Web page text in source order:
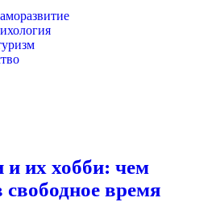
и их хобби: чем
время